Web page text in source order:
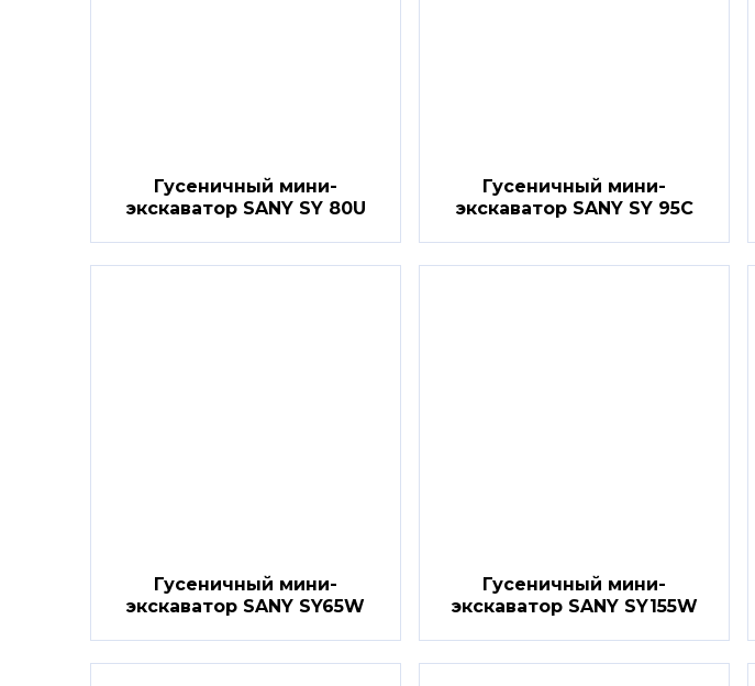
Гусеничный мини-
экскаватор SANY SY 80U
Гусеничный мини-
экскаватор SANY SY 95C
Гусеничный мини-
экскаватор SANY SY65W
Гусеничный мини-
экскаватор SANY SY155W